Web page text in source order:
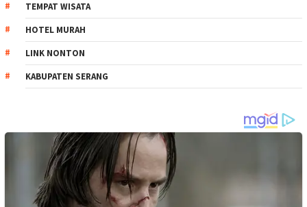
TEMPAT WISATA
HOTEL MURAH
LINK NONTON
KABUPATEN SERANG